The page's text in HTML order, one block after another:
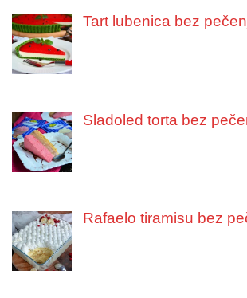
Tart lubenica bez
Sladoled torta bez
Rafaelo tiramisu bez